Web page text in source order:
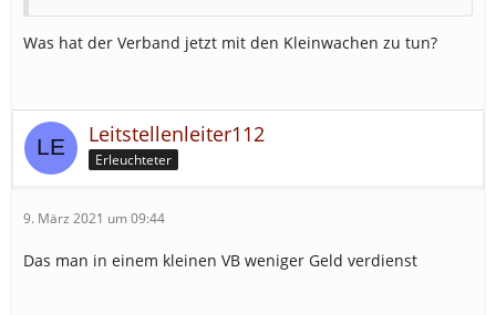
Was hat der Verband jetzt mit den Kleinwachen zu tun?
Leitstellenleiter112
Erleuchteter
9. März 2021 um 09:44
Das man in einem kleinen VB weniger Geld verdienst